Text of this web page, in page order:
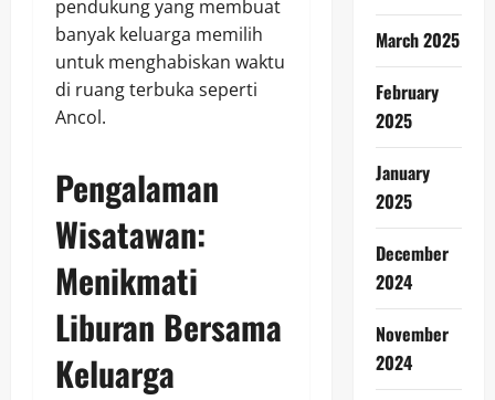
pendukung yang membuat
banyak keluarga memilih
untuk menghabiskan waktu
di ruang terbuka seperti
Ancol.
Pengalaman
Wisatawan:
Menikmati
Liburan Bersama
Keluarga
March 2025
February
2025
January
2025
December
2024
November
2024